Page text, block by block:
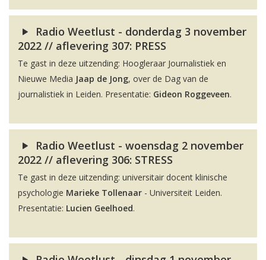
Radio Weetlust - donderdag 3 november
2022 // aflevering 307: PRESS
Te gast in deze uitzending: Hoogleraar Journalistiek en
Nieuwe Media Jaap de Jong, over de Dag van de
journalistiek in Leiden. Presentatie: Gideon Roggeveen.
Radio Weetlust - woensdag 2 november
2022 // aflevering 306: STRESS
Te gast in deze uitzending: universitair docent klinische
psychologie Marieke Tollenaar - Universiteit Leiden.
Presentatie: Lucien Geelhoed.